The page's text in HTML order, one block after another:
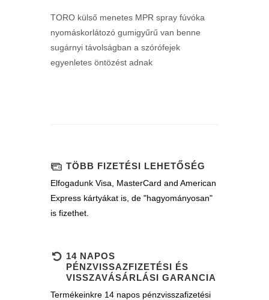
TORO külső menetes MPR spray fúvóka
nyomáskorlátozó gumigyűrű van benne
sugárnyi távolságban a szórófejek
egyenletes öntözést adnak
TÖBB FIZETÉSI LEHETŐSÉG
Elfogadunk Visa, MasterCard and American
Express kártyákat is, de "hagyományosan"
is fizethet.
14 NAPOS
PÉNZVISSAZFIZETÉSI ÉS
VISSZAVÁSÁRLÁSI GARANCIA
Termékeinkre 14 napos pénzvisszafizetési